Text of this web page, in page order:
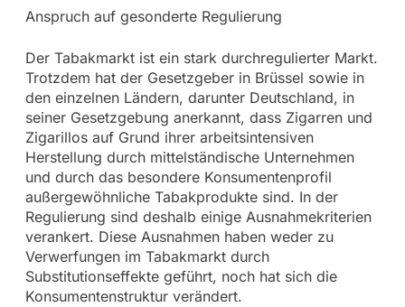
Anspruch auf gesonderte Regulierung
Der Tabakmarkt ist ein stark durchregulierter Markt.
Trotzdem hat der Gesetzgeber in Brüssel sowie in
den einzelnen Ländern, darunter Deutschland, in
seiner Gesetzgebung anerkannt, dass Zigarren und
Zigarillos auf Grund ihrer arbeitsintensiven
Herstellung durch mittelständische Unternehmen
und durch das besondere Konsumentenprofil
außergewöhnliche Tabakprodukte sind. In der
Regulierung sind deshalb einige Ausnahmekriterien
verankert. Diese Ausnahmen haben weder zu
Verwerfungen im Tabakmarkt durch
Substitutionseffekte geführt, noch hat sich die
Konsumentenstruktur verändert.